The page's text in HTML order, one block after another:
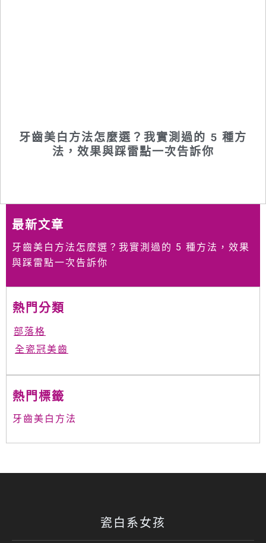
牙齒美白方法怎麼選？我實測過的 5 種方
法，效果與踩雷點一次告訴你
最新文章
牙齒美白方法怎麼選？我實測過的 5 種方法，效果
與踩雷點一次告訴你
熱門分類
部落格
全瓷冠美齒
熱門標籤
牙齒美白方法
瓷白系女孩